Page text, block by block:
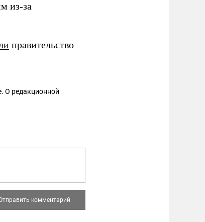
из-за
правительство
О редакционной